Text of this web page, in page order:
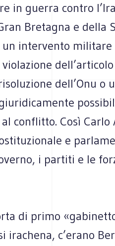
in guerra contro
Bretagna e della
un intervento
dell’Onu o
conflitto. Così Carlo
e
i partiti e le
di primo
irachena, c’erano